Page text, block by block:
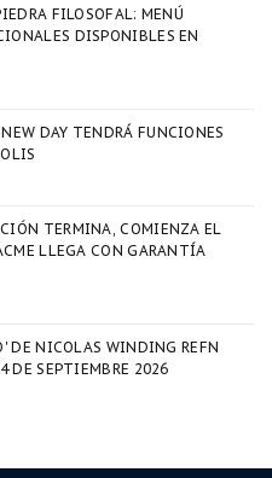
FILOSOFAL: MENÚ
DISPONIBLES EN
DAY TENDRÁ FUNCIONES
TERMINA, COMIENZA EL
LLEGA CON GARANTÍA
DE NICOLAS WINDING REFN
DE SEPTIEMBRE 2026